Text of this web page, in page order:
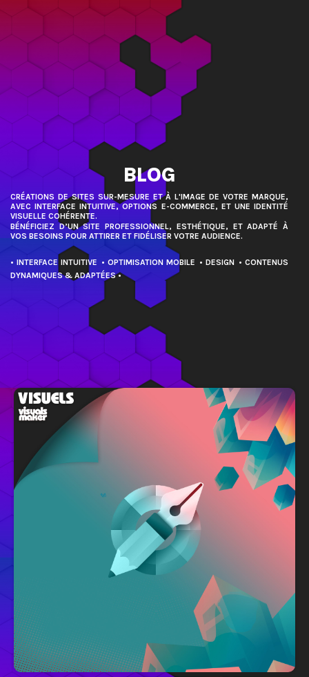
PORTFOLIO
BLOG
CRÉATIONS DE SITES SUR-MESURE ET À L'IMAGE DE VOTRE MARQUE,
AVEC INTERFACE INTUITIVE, OPTIONS E-COMMERCE, ET UNE IDENTITÉ
VISUELLE COHÉRENTE.
BÉNÉFICIEZ D’UN SITE PROFESSIONNEL, ESTHÉTIQUE, ET ADAPTÉ À
VOS BESOINS POUR ATTIRER ET FIDÉLISER VOTRE AUDIENCE.
• INTERFACE INTUITIVE • OPTIMISATION MOBILE • DESIGN • CONTENUS
DYNAMIQUES & ADAPTÉES •
+
VISUELS
ART/CREATIONS VISUELLES/ CRÉATIVITÉ/DESIGN /
/ / / / /
+
VIDEO
CREATIONS VISUELLES /
/INSPIRATION / MONTAGE
PORTFOLIO/ TEASER/